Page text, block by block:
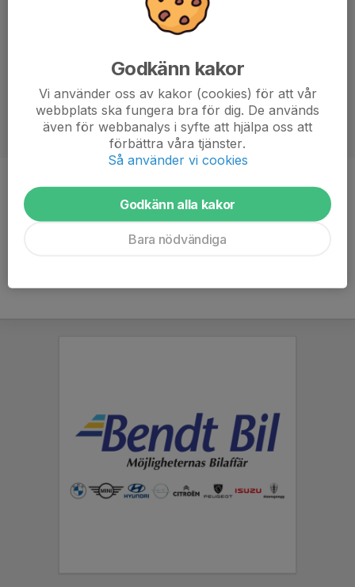
Position
Kantspelare
Ålder
18 år
Godkänn kakor
Vi använder oss av kakor (cookies) för att vår
webbplats ska fungera bra för dig. De används
även för webbanalys i syfte att hjälpa oss att
förbättra våra tjänster.
Så använder vi cookies
Godkänn alla kakor
Bara nödvändiga